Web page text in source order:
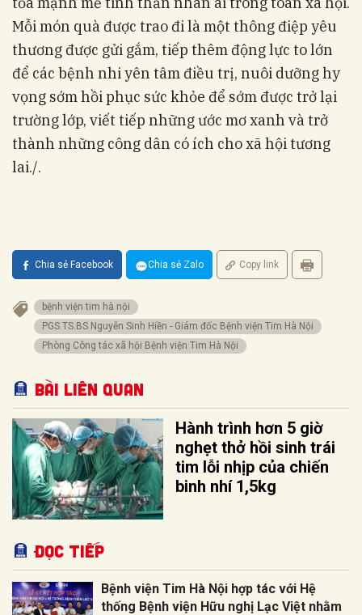
Mỗi món quà được trao đi là một thông điệp yêu
thương được gửi gắm, tiếp thêm động lực to lớn
để các bệnh nhi yên tâm điều trị, nuôi dưỡng hy
vọng sớm hồi phục sức khỏe để sớm được trở lại
trường lớp, viết tiếp những ước mơ xanh và trở
thành những công dân có ích cho xã hội tương
lai./.
Chia sẻ Facebook Chia sẻ Zalo Copy link
bệnh viện tim hà nội
PGS.TS.BS Nguyễn Sinh Hiền - Giám đốc Bệnh viện Tim Hà Nội
Phòng Công tác xã hội Bệnh viện Tim Hà Nội
Bài liên quan
Hành trình hơn 5 giờ
nghẹt thở hồi sinh trái
tim lỗi nhịp của chiến
binh nhí 1,5kg
Đọc tiếp
Bệnh viện Tim Hà Nội hợp tác với Hệ
thống Bệnh viện Hữu nghị Lạc Việt nhằm